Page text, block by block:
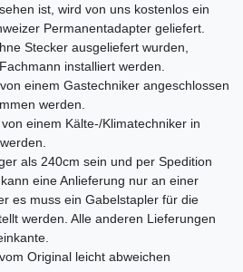
ist, wird von uns kostenlos ein
Permanentadapter geliefert.
Stecker ausgeliefert wurden,
installiert werden.
einem Gastechniker angeschlossen
werden.
einem Kälte-/Klimatechniker in
als 240cm sein und per Spedition
eine Anlieferung nur an einer
es muss ein Gabelstapler für die
werden. Alle anderen Lieferungen
Original leicht abweichen